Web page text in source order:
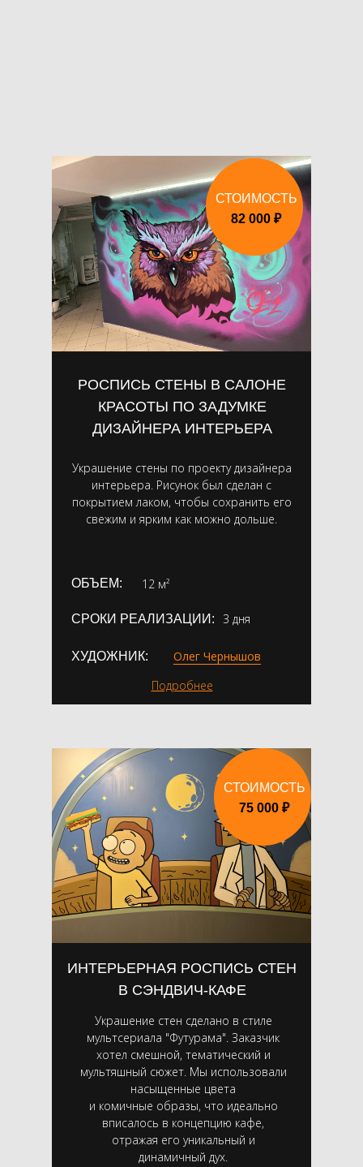
РОСПИСЬ СТЕНЫ В САЛОНЕ
КРАСОТЫ ПО ЗАДУМКЕ
ДИЗАЙНЕРА ИНТЕРЬЕРА
Украшение стены по проекту дизайнера
интерьера. Рисунок был сделан с
покрытием лаком, чтобы сохранить его
свежим и ярким как можно дольше.
12 м²
СРОКИ РЕАЛИЗАЦИИ: 3 дня
ХУДОЖНИК: Олег Чернышов
СТОИМОСТЬ
82 000 ₽
ОБЪЕМ:
Подробнее
ИНТЕРЬЕРНАЯ РОСПИСЬ СТЕН
В СЭНДВИЧ-КАФЕ
Украшение стен сделано в стиле
мультсериала "Футурама". Заказчик
хотел смешной, тематический и
мультяшный сюжет. Мы использовали
насыщенные цвета
и комичные образы, что идеально
вписалось в концепцию кафе,
отражая его уникальный и
динамичный дух.
СТОИМОСТЬ
75 000 ₽